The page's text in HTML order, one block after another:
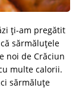
ți-am pregătit
sărmăluțele
noi de Crăciun
multe calorii.
sărmăluțe